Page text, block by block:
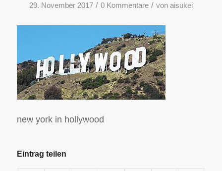
29. November 2017 / 0 Kommentare / von aisukei
new york in hollywood
Eintrag teilen